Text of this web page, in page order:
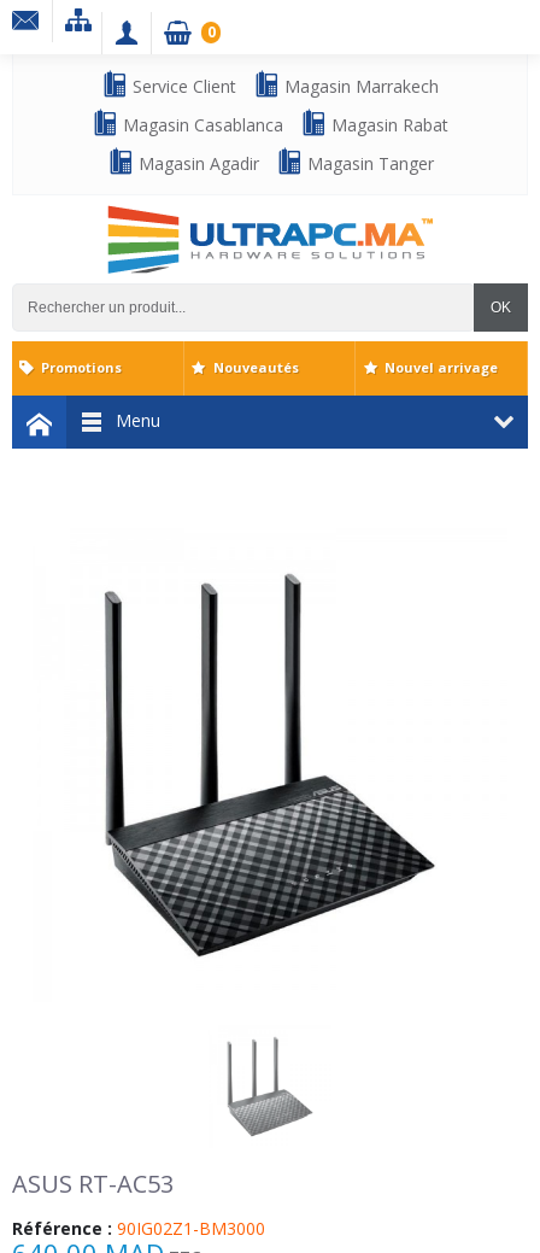
Service Client
Magasin Marrakech
Magasin Casablanca
Magasin Rabat
Magasin Agadir
Magasin Tanger
OK
0
Menu
Promotions Nouveautés Nouvel arrivage
ASUS RT-AC53
Référence : 90IG02Z1-BM3000